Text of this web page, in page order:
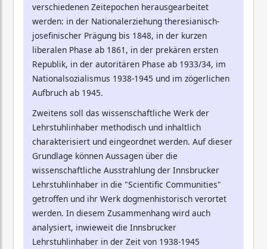
verschiedenen Zeitepochen herausgearbeitet
werden: in der Nationalerziehung theresianisch-
josefinischer Prägung bis 1848, in der kurzen
liberalen Phase ab 1861, in der prekären ersten
Republik, in der autoritären Phase ab 1933/34, im
Nationalsozialismus 1938-1945 und im zögerlichen
Aufbruch ab 1945.
Zweitens soll das wissenschaftliche Werk der
Lehrstuhlinhaber methodisch und inhaltlich
charakterisiert und eingeordnet werden. Auf dieser
Grundlage können Aussagen über die
wissenschaftliche Ausstrahlung der Innsbrucker
Lehrstuhlinhaber in die "Scientific Communities"
getroffen und ihr Werk dogmenhistorisch verortet
werden. In diesem Zusammenhang wird auch
analysiert, inwieweit die Innsbrucker
Lehrstuhlinhaber in der Zeit von 1938-1945